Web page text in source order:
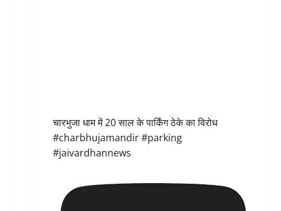
चारभुजा धाम में 20 साल के पार्किंग ठेके का विरोध
#charbhujamandir #parking
#jaivardhannews